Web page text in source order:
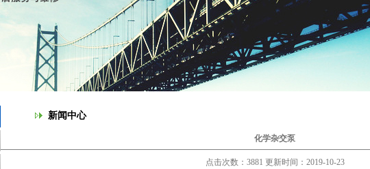
新闻中心
化学杂交泵
点击次数：3881 更新时间：2019-10-23